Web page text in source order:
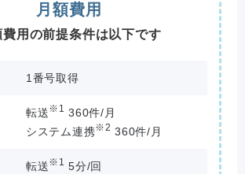
月額費用
費用の前提条件は以下です
1番号取得
転送※1 360件/月
システム連携※2 360件/月
転送※1 5分/回